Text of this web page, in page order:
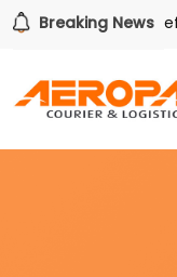
Breaking News
tiene sus beneficios.